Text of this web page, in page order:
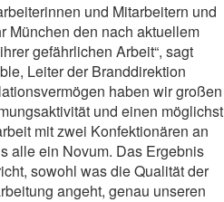
und Mitarbeitern und
München den nach aktuellem
gefährlichen Arbeit“, sagt
Leiter der Branddirektion
haben wir großen
und einen möglichst
mit zwei Konfektionären an
alle ein Novum. Das Ergebnis
sowohl was die Qualität der
angeht, genau unseren